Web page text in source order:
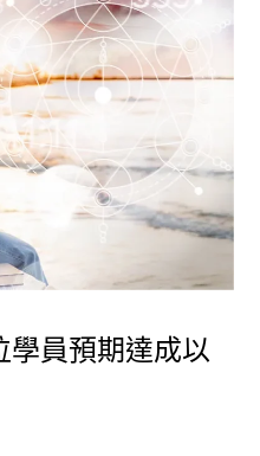
學員預期達成以